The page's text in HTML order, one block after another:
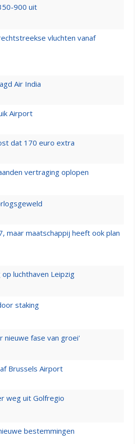
900 uit
vluchten vanaf
Air India
Airport
dat 170 euro extra
vertraging oplopen
maar maatschappij heeft ook plan
luchthaven Leipzig
staking
nieuwe fase van groei'
Brussels Airport
weg uit Golfregio
bestemmingen